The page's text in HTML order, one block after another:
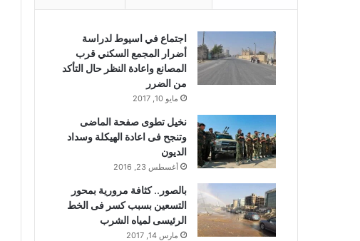
اجتماع في اسيوط لدراسة
أضرار المجمع السكني قرب
المصانع واعادة النظر حال التأكد
من الضرر
مايو 10, 2017
نخيل تطوى صفحة الماضى
وتنجح فى اعادة الهيكلة وسداد
الديون
أغسطس 23, 2016
بالصور.. كثافة مرورية بمحور
التسعين بسبب كسر فى الخط
الرئيسى لمياه الشرب
مارس 14, 2017